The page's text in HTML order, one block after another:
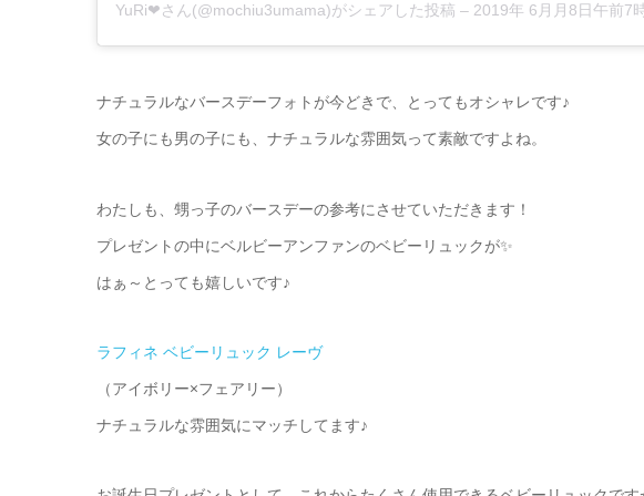
YuRi❤︎さん(@mochiu3umama)がシェアした投稿 – 2019年 6月月8日午前7時42分
ナチュラルなバースデーフォトが今どきで、とってもオシャレです♪
女の子にも男の子にも、ナチュラルな雰囲気って素敵ですよね。
わたしも、甥っ子のバースデーの参考にさせていただきます！
プレゼントの中にベルビーアンファンのベビーリュックが✨
はぁ～とっても嬉しいです♪
ラフィネ ベビーリュック レーヴ
（アイボリー×フェアリー）
ナチュラルな雰囲気にマッチしてます♪